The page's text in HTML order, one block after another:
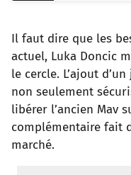
Il faut dire que les
actuel, Luka Doncic
le cercle. L’ajout
non seulement
libérer l’ancien Mav
complémentaire fait
marché.